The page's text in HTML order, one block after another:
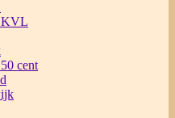
KVL
cent